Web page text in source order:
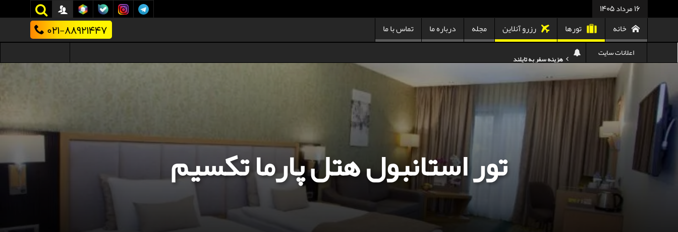
16 مرداد 1405
خانه تورها رزرو آنلاین مجله درباره ما تماس با ما 021-88921447
اعلانات سایت
استرداد بلیط هواپیما در شرایط جنگی
هزینه تفریحات استانبول ۲۰۲۵
سفر به ارمنستان | دیدنی‌ها و تجربیات جذاب
معرفی بهترین غذاهای محلی و خیابانی دبی
هزینه سفر به گرجستانتور استانبول هتل پارما تکسیم